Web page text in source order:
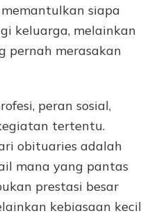
siapa
keluarga, melainkan
pernah merasakan
peran sosial,
tertentu.
obituaries adalah
mana yang pantas
prestasi besar
kebiasaan kecil